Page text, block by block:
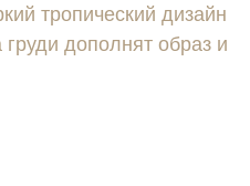
тропический дизайн
дополнят образ и